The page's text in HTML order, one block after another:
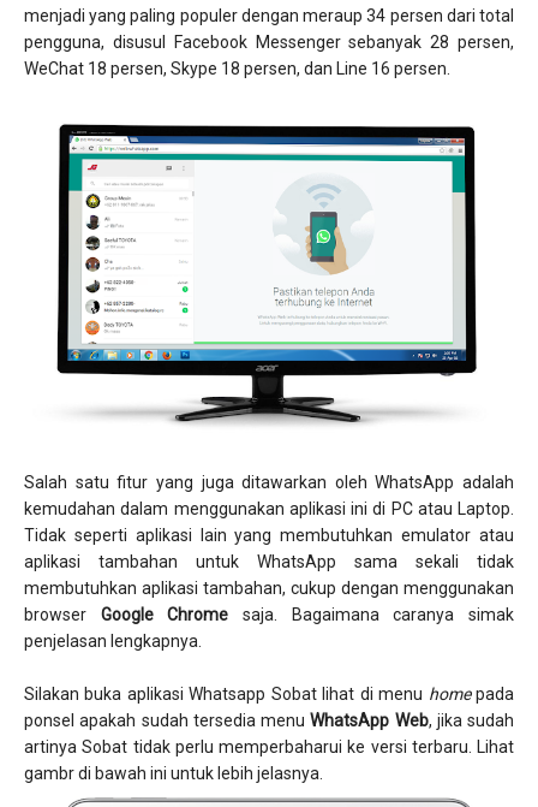
menjadi yang paling populer dengan meraup 34 persen dari total
pengguna, disusul Facebook Messenger sebanyak 28 persen,
WeChat 18 persen, Skype 18 persen, dan Line 16 persen.
Salah satu fitur yang juga ditawarkan oleh WhatsApp adalah
kemudahan dalam menggunakan aplikasi ini di PC atau Laptop.
Tidak seperti aplikasi lain yang membutuhkan emulator atau
aplikasi tambahan untuk WhatsApp sama sekali tidak
membutuhkan aplikasi tambahan, cukup dengan menggunakan
browser Google Chrome saja. Bagaimana caranya simak
penjelasan lengkapnya.
Silakan buka aplikasi Whatsapp Sobat lihat di menu homepada
ponsel apakah sudah tersedia menuWhatsApp Web, jika sudah
artinya Sobat tidak perlu memperbaharui ke versi terbaru. Lihat
gambr di bawah ini untuk lebih jelasnya.